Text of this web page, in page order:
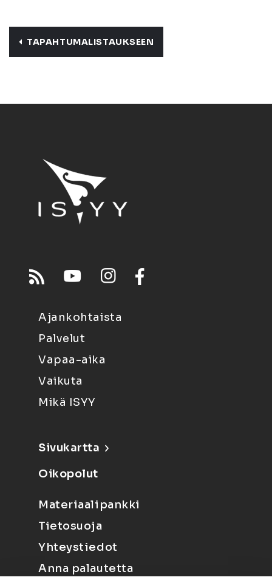
TAPAHTUMALISTAUKSEEN
Ajankohtaista
Palvelut
Vapaa-aika
Vaikuta
Mikä ISYY
Sivukartta
Oikopolut
Materiaalipankki
Tietosuoja
Yhteystiedot
Anna palautetta